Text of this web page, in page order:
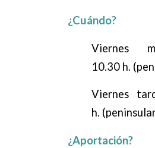
¿Cuándo?
Viernes
10.30 h.
Viernes
h.
¿Aportación?